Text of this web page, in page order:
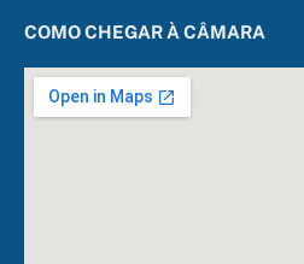
COMO CHEGAR À CÂMARA